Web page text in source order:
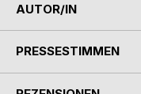
AUTOR/IN
PRESSESTIMMEN